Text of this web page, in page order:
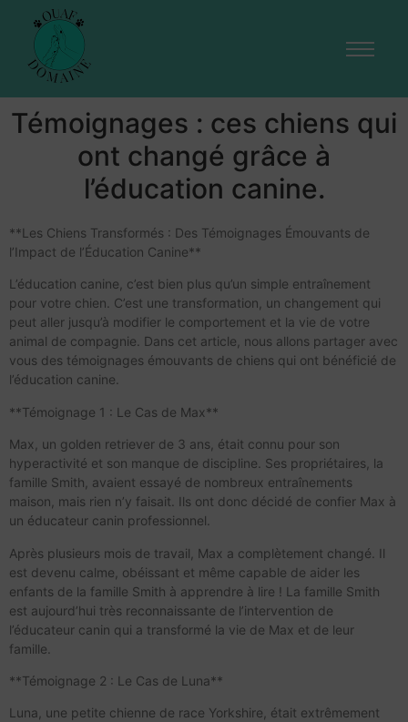
Témoignages : ces chiens qui
ont changé grâce à
l’éducation canine.
**Les Chiens Transformés : Des Témoignages Émouvants de
l’Impact de l’Éducation Canine**
L’éducation canine, c’est bien plus qu’un simple entraînement
pour votre chien. C’est une transformation, un changement qui
peut aller jusqu’à modifier le comportement et la vie de votre
animal de compagnie. Dans cet article, nous allons partager avec
vous des témoignages émouvants de chiens qui ont bénéficié de
l’éducation canine.
**Témoignage 1 : Le Cas de Max**
Max, un golden retriever de 3 ans, était connu pour son
hyperactivité et son manque de discipline. Ses propriétaires, la
famille Smith, avaient essayé de nombreux entraînements
maison, mais rien n’y faisait. Ils ont donc décidé de confier Max à
un éducateur canin professionnel.
Après plusieurs mois de travail, Max a complètement changé. Il
est devenu calme, obéissant et même capable de aider les
enfants de la famille Smith à apprendre à lire ! La famille Smith
est aujourd’hui très reconnaissante de l’intervention de
l’éducateur canin qui a transformé la vie de Max et de leur
famille.
**Témoignage 2 : Le Cas de Luna**
Luna, une petite chienne de race Yorkshire, était extrêmement